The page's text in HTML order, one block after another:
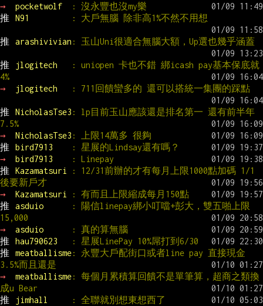
→
pocketwolf
: 沒永豐也沒my樂
推
N91 : 大戶無腦 除非高1%不然不用想
推 arashivivian : 玉山Uni很適合無腦大額，Up選也幾乎涵蓋
推 jlogitech
: uniopen 卡也不錯 綁icash pay基本保底就
4%
→
jlogitech : 711回饋蠻多的 還可以搭統一集團的踩點
推 NicholasTse3 : lp目前玉山應該還是排名第一 還有前半年
7.5%
→
NicholasTse3 : 上限14萬多 很夠
推
bird7913
: 星展的Lindsay還有嗎？
→
bird7913
: Linepay
推
Kazamatsuri
: 12/31前辦的才有每月上限1000點加碼 1/1
後要新戶才
→
Kazamatsuri
: 有而且上限縮成每月150點
推
asduio
: 陽信linepay綁小叮噹+彭大，雙五啪上限
15,000
→
asduio
: 真的算無腦
推
hau790623
: 星展LinePay 10%屌打到6/30
推
meatballisme: 永豐大戶配街口或者line pay 直接現金
3.5%而且還是
→
meatballisme: 每個月累積算回饋不是單筆算，超商之類換
成u Bear
推
jimhall : 全聯就別想東想西了